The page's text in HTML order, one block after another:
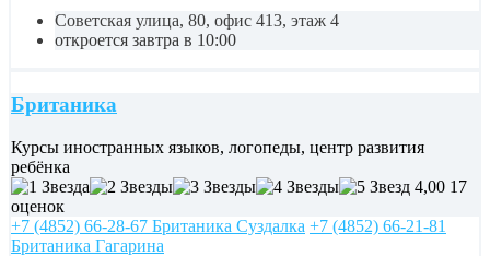
Советская улица, 80, офис 413, этаж 4
откроется завтра в 10:00
Британика
Курсы иностранных языков, логопеды, центр развития
ребёнка
4,00 17
оценок
+7 (4852) 66-28-67 Британика Суздалка +7 (4852) 66-21-81
Британика Гагарина